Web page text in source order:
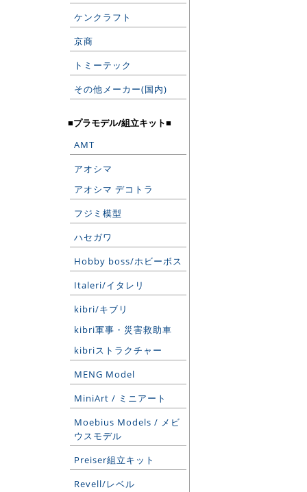
ケンクラフト
京商
トミーテック
その他メーカー(国内)
■プラモデル/組立キット■
AMT
アオシマ
アオシマ デコトラ
フジミ模型
ハセガワ
Hobby boss/ホビーボス
Italeri/イタレリ
kibri/キブリ
kibri軍事・災害救助車
kibriストラクチャー
MENG Model
MiniArt / ミニアート
Moebius Models / メビ
ウスモデル
Preiser組立キット
Revell/レベル